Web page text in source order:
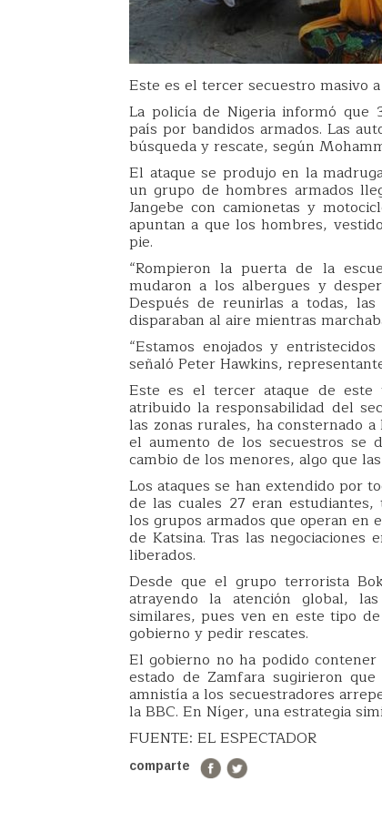
Este es el tercer secuestro masivo
La policía de Nigeria informó que
país por bandidos armados. Las
búsqueda y rescate, según
El ataque se produjo en la
un grupo de hombres armados
Jangebe con camionetas y
apuntan a que los hombres,
pie.
“Rompieron la puerta de la
mudaron a los albergues y
Después de reunirlas a todas,
disparaban al aire mientras
“Estamos enojados y
señaló Peter Hawkins,
Este es el tercer ataque de
atribuido la responsabilidad del
las zonas rurales, ha consternado
el aumento de los secuestros se
cambio de los menores, algo que
Los ataques se han extendido por
de las cuales 27 eran
los grupos armados que operan en
de Katsina. Tras las
liberados.
Desde que el grupo terrorista
atrayendo la atención global,
similares, pues ven en este tipo
gobierno y pedir rescates.
El gobierno no ha podido contener
estado de Zamfara sugirieron
amnistía a los secuestradores
la BBC. En Níger, una estrategia
FUENTE: EL ESPECTADOR
comparte